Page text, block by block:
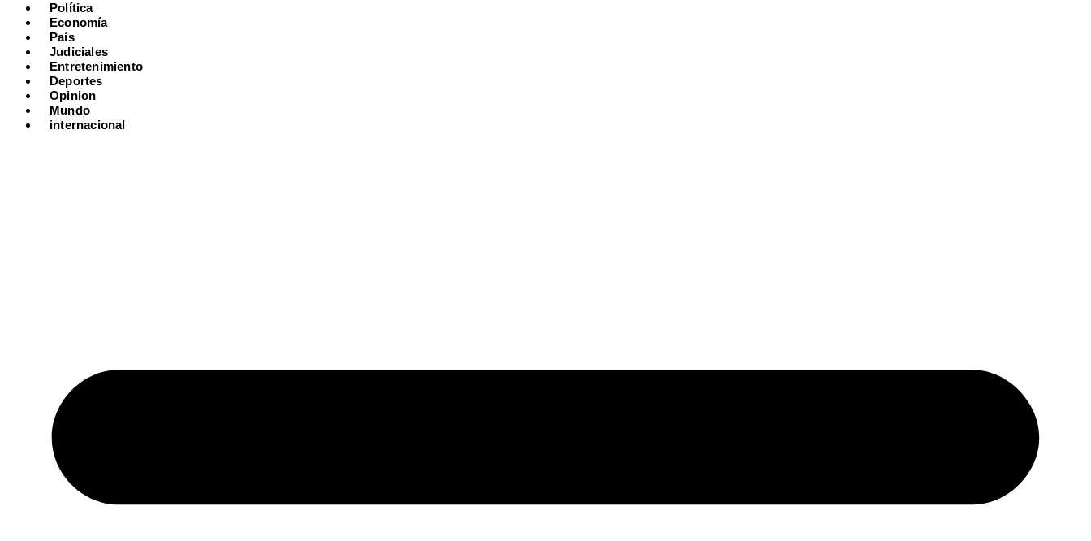
Política
Economía
País
Judiciales
Entretenimiento
Deportes
Opinion
Mundo
internacional